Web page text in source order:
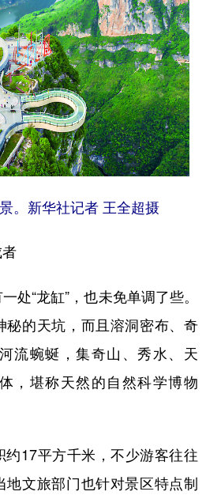
。新华社记者 王全超摄
“龙缸”，也未免单调了些。
秘的天坑，而且溶洞密布、奇
流蜿蜒，集奇山、秀水、天
，堪称天然的自然科学博物
17平方千米，不少游客往往
文旅部门也针对景区特点制